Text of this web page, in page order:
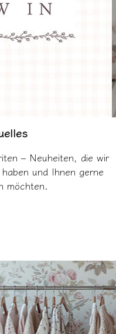
– Neuheiten, die wir
und Ihnen gerne
möchten.